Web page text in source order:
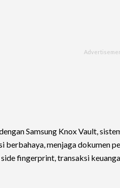
Samsung Knox Vault,
berbahaya, menjaga dokumen
fingerprint, transaksi